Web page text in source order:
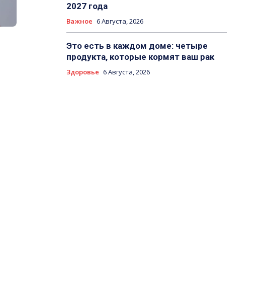
2027 года
Важное 6 Августа, 2026
Это есть в каждом доме: четыре
продукта, которые кормят ваш рак
Здоровье 6 Августа, 2026